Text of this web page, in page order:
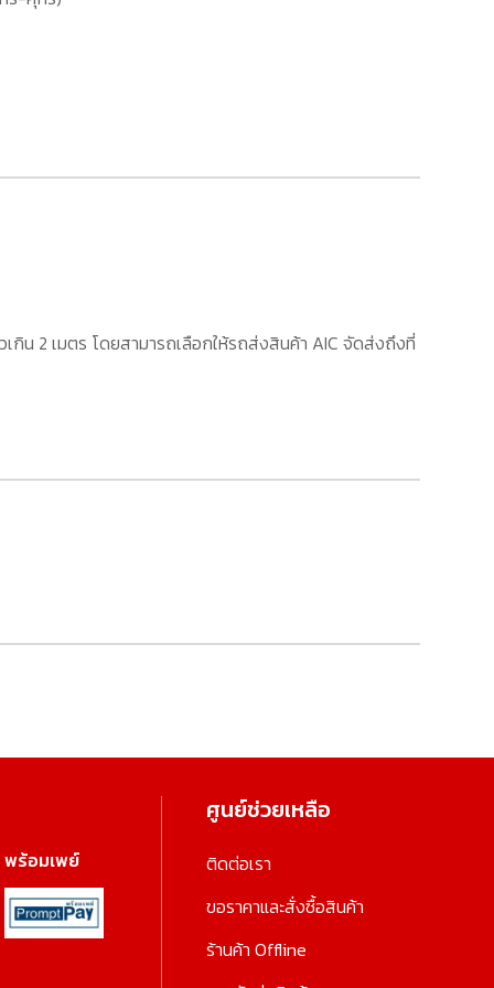
น 2 เมตร โดยสามารถเลือกให้รถส่งสินค้า AIC จัดส่งถึงที่
พร้อมเพย์
ศูนย์ช่วยเหลือ
ติดต่อเรา
ขอราคาและสั่งซื้อสินค้า
ร้านค้า Offline